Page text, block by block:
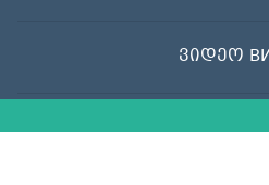
ვიდეო